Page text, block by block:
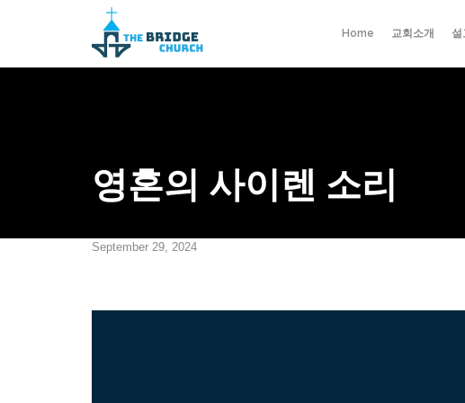
Home 교회소개 설
영혼의 사이렌 소리
September 29, 2024